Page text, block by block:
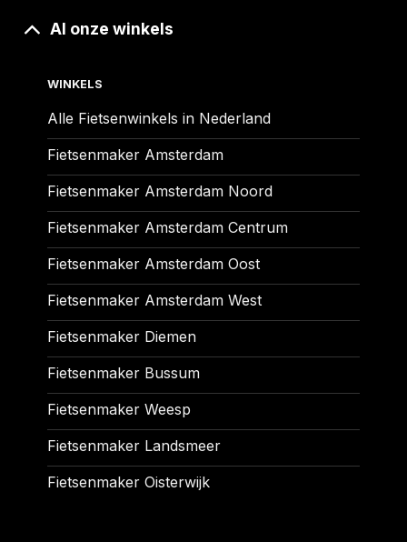
Al onze winkels
WINKELS
Alle Fietsenwinkels in Nederland
Fietsenmaker Amsterdam
Fietsenmaker Amsterdam Noord
Fietsenmaker Amsterdam Centrum
Fietsenmaker Amsterdam Oost
Fietsenmaker Amsterdam West
Fietsenmaker Diemen
Fietsenmaker Bussum
Fietsenmaker Weesp
Fietsenmaker Landsmeer
Fietsenmaker Oisterwijk